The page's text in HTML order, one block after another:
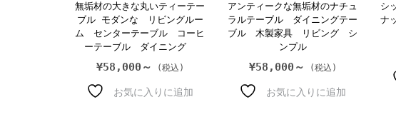
無垢材の大きな丸いティーテー
ブル モダンな リビングルー
ム センターテーブル コーヒ
ーテーブル ダイニング
¥58,000～
お気に入りに追加
アンティークな無垢材のナチュ
ラルテーブル ダイニングテー
ブル 木製家具 リビング シ
ンプル
¥58,000～
お気に入りに追加
シ
ナ